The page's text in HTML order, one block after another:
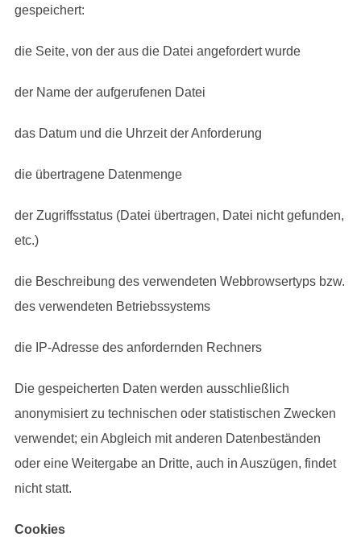
gespeichert:
die Seite, von der aus die Datei angefordert wurde
der Name der aufgerufenen Datei
das Datum und die Uhrzeit der Anforderung
die übertragene Datenmenge
der Zugriffsstatus (Datei übertragen, Datei nicht gefunden,
etc.)
die Beschreibung des verwendeten Webbrowsertyps bzw.
des verwendeten Betriebssystems
die IP-Adresse des anfordernden Rechners
Die gespeicherten Daten werden ausschließlich
anonymisiert zu technischen oder statistischen Zwecken
verwendet; ein Abgleich mit anderen Datenbeständen
oder eine Weitergabe an Dritte, auch in Auszügen, findet
nicht statt.
Cookies